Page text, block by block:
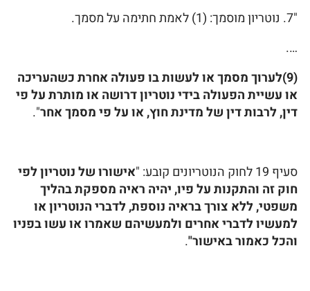
"7. נוטריון מוסמך: (1) לאמת חתימה על מסמך.
….
(9)לערוך מסמך או לעשות בו פעולה אחרת כשהעריכה
או עשיית הפעולה בידי נוטריון דרושה או מותרת על פי
דין, לרבות דין של מדינת חוץ, או על פי מסמך אחר".
סעיף 19 לחוק הנוטריונים קובע: "
אישורו של נוטריון לפי
חוק זה והתקנות על פיו, יהיה ראיה מספקת בהליך
משפטי, ללא צורך בראיה נוספת, לדברי הנוטריון או
למעשיו לדברי אחרים ולמעשיהם שאמרו או עשו בפניו
והכל כאמור באישור".